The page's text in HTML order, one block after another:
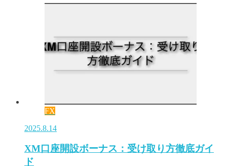
FX
2025.8.14
XM口座開設ボーナス：受け取り方徹底ガイ
ド